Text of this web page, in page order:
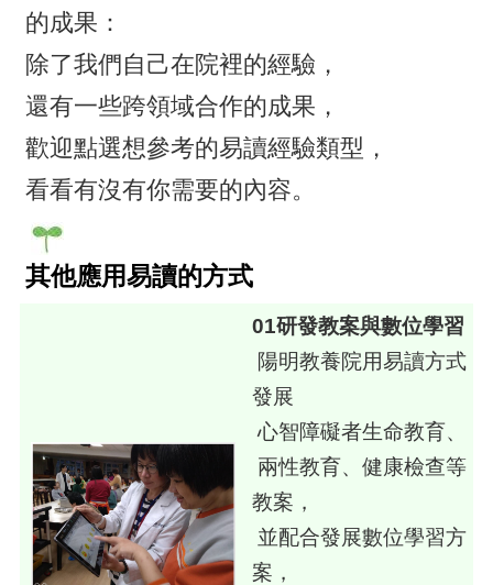
的成果：
除了我們自己在院裡的經驗，
還有一些跨領域合作的成果，
歡迎點選想參考的易讀經驗類型，
看看有沒有你需要的內容。
其他應用易讀的方式
01研發教案與數位學習
陽明教養院用易讀方式
發展
心智障礙者生命教育、
兩性教育、健康檢查等
教案，
並配合發展數位學習方
案，